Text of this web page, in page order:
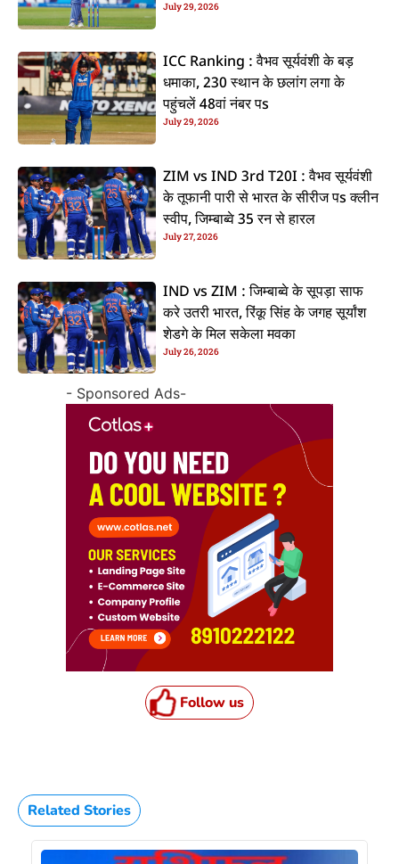
July 29, 2026
ICC Ranking : वैभव सूर्यवंशी के बड़
धमाका, 230 स्थान के छलांग लगा के
पहुंचलें 48वां नंबर पs
July 29, 2026
ZIM vs IND 3rd T20I : वैभव सूर्यवंशी
के तूफानी पारी से भारत के सीरीज पs क्लीन
स्वीप, जिम्बाब्वे 35 रन से हारल
July 27, 2026
IND vs ZIM : जिम्बाब्वे के सूपड़ा साफ
करे उतरी भारत, रिंकू सिंह के जगह सूर्यांश
शेडगे के मिल सकेला मवका
July 26, 2026
- Sponsored Ads-
Follow us
Related Stories